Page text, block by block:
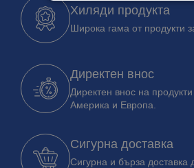
Хиляди продукта
Широка гама от продукти
Директен внос
Директен внос на
Америка и Европа.
Сигурна доставка
Сигурна и бърза доставка